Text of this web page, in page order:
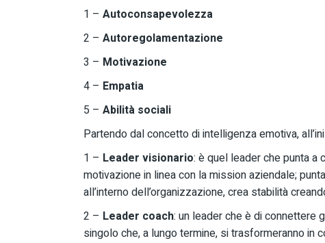
1 – Autoconsapevolezza
2 – Autoregolamentazione
3 – Motivazione
4 – Empatia
5 – Abilità sociali
Partendo dal concetto di intelligenza emotiva,
1 – Leader visionario: è quel leader che punta a
motivazione in linea con la mission aziendale;
all’interno dell’organizzazione, crea stabilità
2 – Leader coach: un leader che è di connettere
singolo che, a lungo termine, si trasformeranno in